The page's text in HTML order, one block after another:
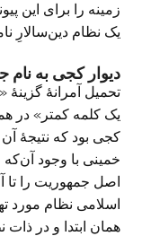
زمینه را برای این
یک نظام دین‌سالارِ
دیوار کجی به
تحمیل آمرانهٔ
کجی بود که نتیجهٔ
خمینی با وجود آن‌که
اصل جمهوریت را
اسلامی نظام مورد
همان ابتدا و در ذات